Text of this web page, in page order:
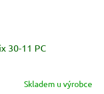
30-11 PC
Skladem u výrobce